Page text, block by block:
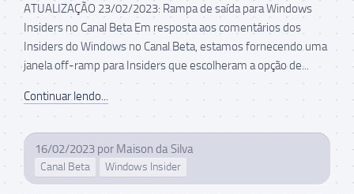
ATUALIZAÇÃO 23/02/2023: Rampa de saída para Windows
Insiders no Canal Beta Em resposta aos comentários dos
Insiders do Windows no Canal Beta, estamos fornecendo uma
janela off-ramp para Insiders que escolheram a opção de...
Continuar lendo...
16/02/2023 por Maison da Silva
Canal Beta Windows Insider